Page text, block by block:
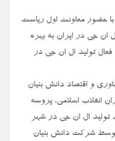
این کارخانه که در مرداد ماه سال ۱۴۰۱ با حضور معاونت اول ریاست
ان جی در ایران به بهره
تولید ال ان جی در
فناوری و اقتصاد دانش بنیان
انقلاب اسلامی، پروسه
تولید ال ان جی در شهر
توسط شرکت دانش بنیان